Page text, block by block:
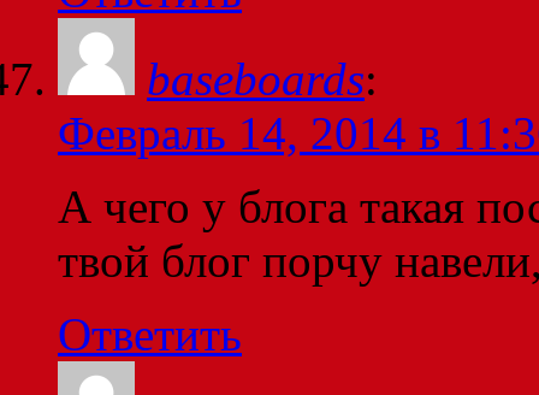
baseboards:
Февраль 14, 2014 в
А чего у блога такая
твой блог порчу
Ответить